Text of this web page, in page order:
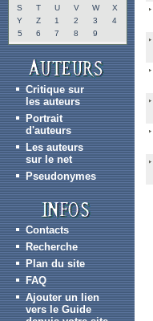
S
T U V W
X
Y
Z 1 2 3
4
5
6 7 8 9
Critique sur
les auteurs
Portrait
d'auteurs
Les auteurs
sur le net
Pseudonymes
Contacts
Recherche
Plan du site
FAQ
Ajouter un lien
vers le Guide